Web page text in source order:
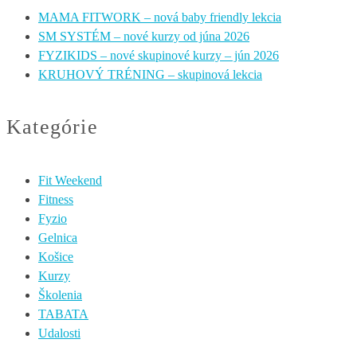
MAMA FITWORK – nová baby friendly lekcia
SM SYSTÉM – nové kurzy od júna 2026
FYZIKIDS – nové skupinové kurzy – jún 2026
KRUHOVÝ TRÉNING – skupinová lekcia
Kategórie
Fit Weekend
Fitness
Fyzio
Gelnica
Košice
Kurzy
Školenia
TABATA
Udalosti